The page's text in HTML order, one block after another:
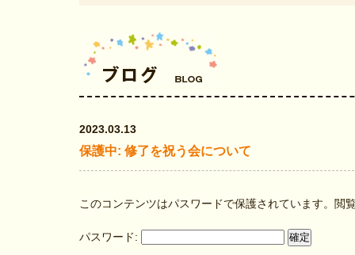
2023.03.13
保護中: 修了を祝う会について
このコンテンツはパスワードで保護されています。閲
パスワード: